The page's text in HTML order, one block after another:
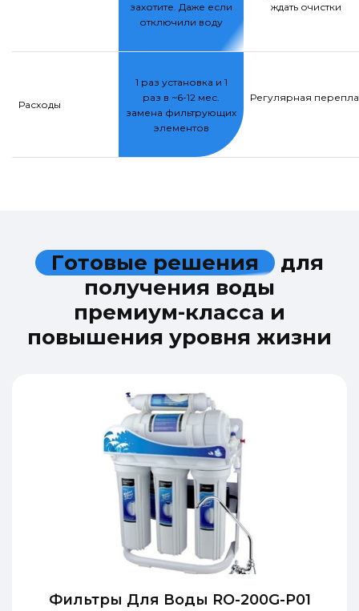
захотите. Даже если
отключили воду
ждать очистки
Расходы
1 раз установка и 1
раз в ~6-12 мес.
замена фильтрующих
элементов
Регулярная
Готовые решения для
получения воды
премиум-класса и
повышения уровня жизни
Фильтры Для Воды RO-200G-P01